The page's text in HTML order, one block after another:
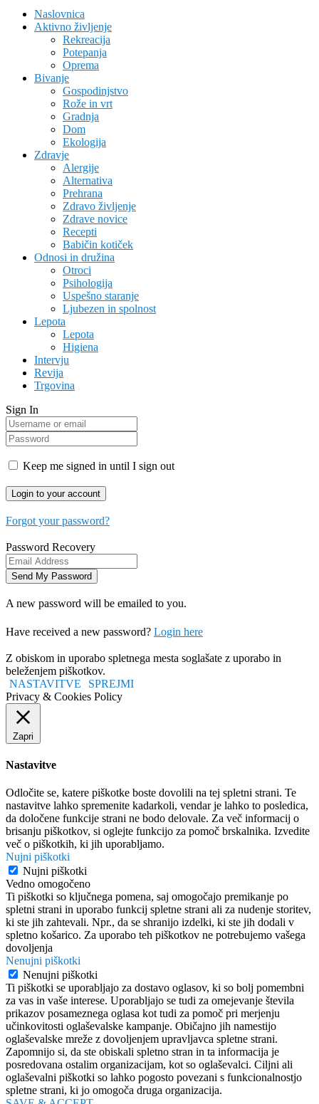
Naslovnica
Aktivno življenje
Rekreacija
Potepanja
Oprema
Bivanje
Gospodinjstvo
Rože in vrt
Gradnja
Dom
Ekologija
Zdravje
Alergije
Alternativa
Prehrana
Zdravo življenje
Zdrave novice
Recepti
Babičin kotiček
Odnosi in družina
Otroci
Psihologija
Uspešno staranje
Ljubezen in spolnost
Lepota
Lepota
Higiena
Intervju
Revija
Trgovina
Sign In
Keep me signed in until I sign out
Forgot your password?
Password Recovery
A new password will be emailed to you.
Have received a new password? Login here
Z obiskom in uporabo spletnega mesta soglašate z uporabo in
beleženjem piškotkov.
NASTAVITVE
SPREJMI
Privacy & Cookies Policy
Zapri
Nastavitve
Odločite se, katere piškotke boste dovolili na tej spletni strani. Te
nastavitve lahko spremenite kadarkoli, vendar je lahko to posledica,
da določene funkcije strani ne bodo delovale. Za več informacij o
brisanju piškotkov, si oglejte funkcijo za pomoč brskalnika. Izvedite
več o piškotkih, ki jih uporabljamo.
Nujni piškotki
Nujni piškotki
Vedno omogočeno
Ti piškotki so ključnega pomena, saj omogočajo premikanje po
spletni strani in uporabo funkcij spletne strani ali za nudenje storitev,
ki ste jih zahtevali. Npr., da se shranijo izdelki, ki ste jih dodali v
spletno košarico. Za uporabo teh piškotkov ne potrebujemo vašega
dovoljenja
Nenujni piškotki
Nenujni piškotki
Ti piškotki se uporabljajo za dostavo oglasov, ki so bolj pomembni
za vas in vaše interese. Uporabljajo se tudi za omejevanje števila
prikazov posameznega oglasa kot tudi za pomoč pri merjenju
učinkovitosti oglaševalske kampanje. Običajno jih namestijo
oglaševalske mreže z dovoljenjem upravljavca spletne strani.
Zapomnijo si, da ste obiskali spletno stran in ta informacija je
posredovana ostalim organizacijam, kot so oglaševalci. Ciljni ali
oglaševalni piškotki so lahko pogosto povezani s funkcionalnostjo
spletne strani, ki jo omogoča druga organizacija.